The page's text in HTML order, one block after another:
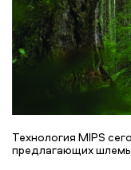
Технология MIPS
предлагающих